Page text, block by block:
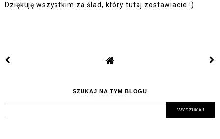
Dziękuję wszystkim za ślad, który tutaj zostawiacie :)
SZUKAJ NA TYM BLOGU